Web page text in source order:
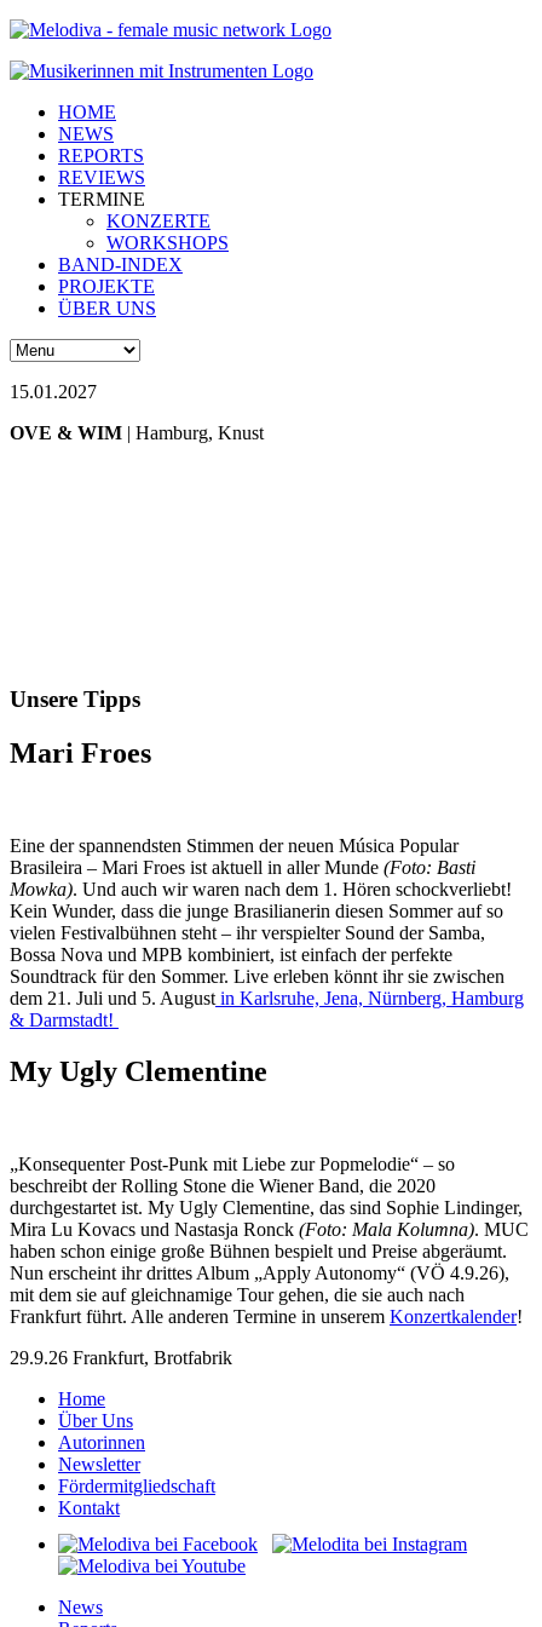
HOME
NEWS
REPORTS
REVIEWS
TERMINE
KONZERTE
WORKSHOPS
BAND-INDEX
PROJEKTE
ÜBER UNS
15.01.2027
OVE & WIM | Hamburg, Knust
Unsere Tipps
Mari Froes
Eine der spannendsten Stimmen der neuen Música Popular
Brasileira – Mari Froes ist aktuell in aller Munde (Foto: Basti
Mowka). Und auch wir waren nach dem 1. Hören schockverliebt!
Kein Wunder, dass die junge Brasilianerin diesen Sommer auf so
vielen Festivalbühnen steht – ihr verspielter Sound der Samba,
Bossa Nova und MPB kombiniert, ist einfach der perfekte
Soundtrack für den Sommer. Live erleben könnt ihr sie zwischen
dem 21. Juli und 5. August in Karlsruhe, Jena, Nürnberg, Hamburg
& Darmstadt!
My Ugly Clementine
„Konsequenter Post-Punk mit Liebe zur Popmelodie“ – so
beschreibt der Rolling Stone die Wiener Band, die 2020
durchgestartet ist. My Ugly Clementine, das sind Sophie Lindinger,
Mira Lu Kovacs und Nastasja Ronck (Foto: Mala Kolumna). MUC
haben schon einige große Bühnen bespielt und Preise abgeräumt.
Nun erscheint ihr drittes Album „Apply Autonomy“ (VÖ 4.9.26),
mit dem sie auf gleichnamige Tour gehen, die sie auch nach
Frankfurt führt. Alle anderen Termine in unserem Konzertkalender!
29.9.26 Frankfurt, Brotfabrik
Home
Über Uns
Autorinnen
Newsletter
Fördermitgliedschaft
Kontakt
News